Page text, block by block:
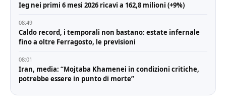
Ieg nei primi 6 mesi 2026 ricavi a 162,8 milioni (+9%)
08:49
Caldo record, i temporali non bastano: estate infernale
fino a oltre Ferragosto, le previsioni
08:01
Iran, media: “Mojtaba Khamenei in condizioni critiche,
potrebbe essere in punto di morte”